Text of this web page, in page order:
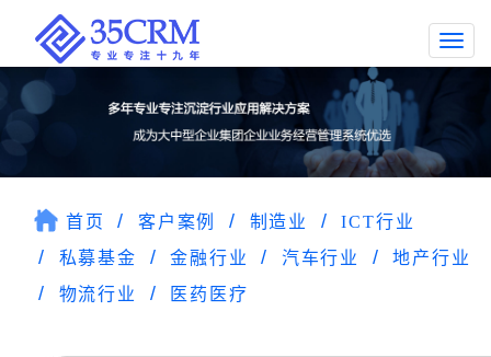
首页 客户案例 制造业
ICT行业
私募基金
金融行业 汽车行业
地产行业
物流行业
医药医疗